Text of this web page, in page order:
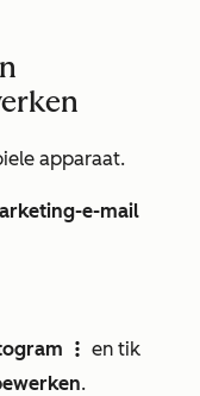
apparaat.
e-mail
verticalMenu
en tik
.